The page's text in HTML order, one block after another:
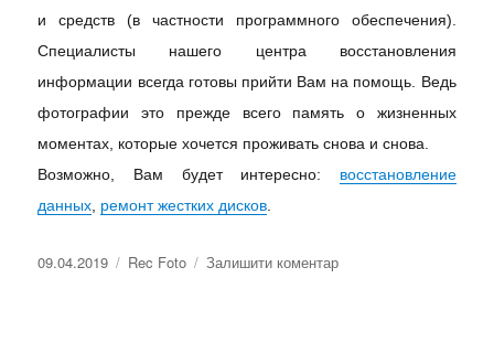
и средств (в частности программного обеспечения).
Специалисты нашего центра восстановления
информации всегда готовы прийти Вам на помощь. Ведь
фотографии это прежде всего память о жизненных
моментах, которые хочется проживать снова и снова.
Возможно, Вам будет интересно: восстановление
данных, ремонт жестких дисков.
09.04.2019 Rec Foto Залишити коментар